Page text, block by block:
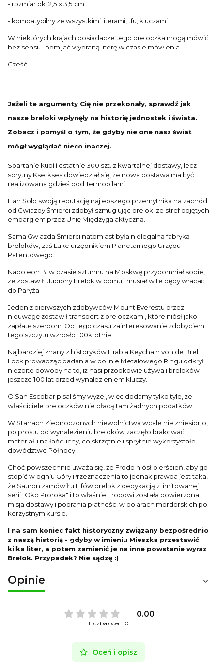
- rozmiar ok. 2,5 x 3,5 cm
- kompatybilny ze wszystkimi literami, tfu, kluczami
W niektórych krajach posiadacze tego breloczka mogą mówić
bez sensu i pomijać wybraną literę w czasie mówienia.
Cześć.
Jeżeli te argumenty Cię nie przekonały, sprawdź jak
nasze breloki wpłynęły na historię jednostek i świata.
Zobacz i pomyśl o tym, że gdyby nie one nasz świat
mógł wyglądać nieco inaczej.
Spartanie kupili ostatnie 300 szt. z kwartalnej dostawy, lecz
sprytny Kserkses dowiedział się, że nowa dostawa ma być
realizowana gdzieś pod Termopilami.
Han Solo swoją reputację najlepszego przemytnika na zachód
od Gwiazdy Śmierci zdobył szmuglując breloki ze stref objętych
embargiem przez Unię Międzygalaktyczną.
Sama Gwiazda Śmierci natomiast była nielegalną fabryką
breloków, zaś Luke urzędnikiem Planetarnego Urzędu
Patentowego.
Napoleon B. w czasie szturmu na Moskwę przypomniał sobie,
że zostawił ulubiony brelok w domu i musiał w te pędy wracać
do Paryża.
Jeden z pierwszych zdobywców Mount Everestu przez
nieuwagę zostawił transport z breloczkami, które niósł jako
zapłatę szerpom. Od tego czasu zainteresowanie zdobyciem
tego szczytu wzrosło 100krotnie.
Najbardziej znany z historyków Hrabia Keychain von de Brell
Lock prowadząc badania w dolinie Metalowego Ringu odkrył
niezbite dowody na to, iż nasi przodkowie używali breloków
jeszcze 100 lat przed wynalezieniem kluczy.
O San Escobar pisaliśmy wyżej, więc dodamy tylko tyle, że
właściciele breloczków nie płacą tam żadnych podatków.
W Stanach Zjednoczonych niewolnictwa wcale nie zniesiono,
po prostu po wynalezieniu breloków zaczęło brakować
materiału na łańcuchy, co skrzętnie i sprytnie wykorzystało
dowództwo Północy.
Choć powszechnie uważa się, że Frodo niósł pierścień, aby go
stopić w ogniu Góry Przeznaczenia to jednak prawda jest taka,
że Sauron zamówił u Elfów brelok z dedykacją z limitowanej
serii "Oko Proroka" i to właśnie Frodowi została powierzona
misja dostawy i pobrania płatności w dolarach mordorskich po
korzystnym kursie.
I na sam koniec fakt historyczny związany bezpośrednio
z naszą historią - gdyby w imieniu Mieszka przestawić
kilka liter, a potem zamienić je na inne powstanie wyraz
Brelok. Przypadek? Nie sądzę :)
Opinie
0.00
Liczba ocen: 0
Oceń i opisz